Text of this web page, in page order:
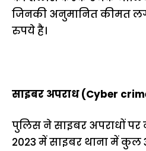
जिनकी अनुमानित कीमत
रुपये है।
साइबर अपराध (Cyber
पुलिस ने साइबर अपराधों
2023 में साइबर थाना में कुल